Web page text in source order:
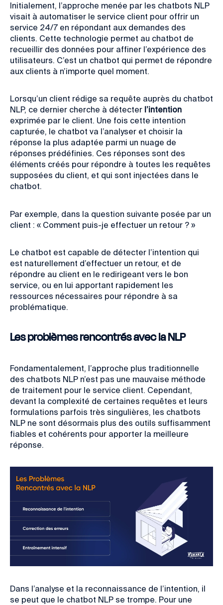
Initialement, l’approche menée par les chatbots NLP
visait à automatiser le service client pour offrir un
service 24/7 en répondant aux demandes des
clients. Cette technologie permet au chatbot de
recueillir des données pour affiner l’expérience des
utilisateurs. C’est un chatbot qui permet de répondre
aux clients à n’importe quel moment.
Lorsqu’un client rédige sa requête auprès du chatbot
NLP, ce dernier cherche à détecter l’intention
exprimée par le client. Une fois cette intention
capturée, le chatbot va l’analyser et choisir la
réponse la plus adaptée parmi un nuage de
réponses prédéfinies. Ces réponses sont des
éléments créés pour répondre à toutes les requêtes
supposées du client, et qui sont injectées dans le
chatbot.
Par exemple, dans la question suivante posée par un
client : « Comment puis-je effectuer un retour ? »
Le chatbot est capable de détecter l’intention qui
est naturellement d’effectuer un retour, et de
répondre au client en le redirigeant vers le bon
service, ou en lui apportant rapidement les
ressources nécessaires pour répondre à sa
problématique.
Les problèmes rencontrés avec la NLP
Fondamentalement, l’approche plus traditionnelle
des chatbots NLP n’est pas une mauvaise méthode
de traitement pour le service client. Cependant,
devant la complexité de certaines requêtes et leurs
formulations parfois très singulières, les chatbots
NLP ne sont désormais plus des outils suffisamment
fiables et cohérents pour apporter la meilleure
réponse.
Dans l’analyse et la reconnaissance de l’intention, il
se peut que le chatbot NLP se trompe. Pour une